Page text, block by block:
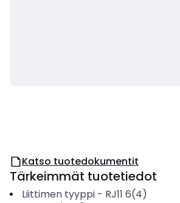
Katso tuotedokumentit
Tärkeimmät tuotetiedot
Liittimen tyyppi- RJ11 6(4)